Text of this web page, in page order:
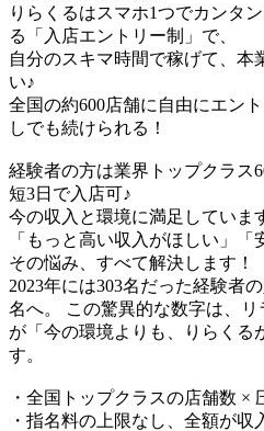
りらくるはスマホ1つでカンタ
る「入店エントリー制」で、
自分のスキマ時間で稼げて、本
い♪​
全国の約600店舗に自由にエン
しでも続けられる！
経験者の方は業界トップクラス
短3日で入店可♪
今の収入と環境に満足していま
「もっと高い収入がほしい」「
その悩み、すべて解決します！
2023年には303名だった経験者
名へ。 この驚異的な数字は、
が「今の環境よりも、りらくる
す。
・全国トップクラスの店舗数 ×
・指名料の上限なし、全額が